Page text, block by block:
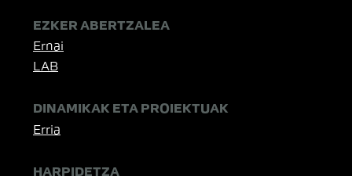
EZKER ABERTZALEA
Ernai
LAB
DINAMIKAK ETA PROIEKTUAK
Erria
HARPIDETZA